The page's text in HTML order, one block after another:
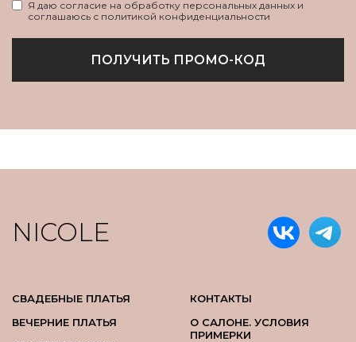
Я даю согласие на обработку персональных данных и
соглашаюсь с политикой конфиденциальности
ПОЛУЧИТЬ ПРОМО-КОД
NICOLE
СВАДЕБНЫЕ ПЛАТЬЯ
ВЕЧЕРНИЕ ПЛАТЬЯ
КОНТАКТЫ
О САЛОНЕ. УСЛОВИЯ
ПРИМЕРКИ